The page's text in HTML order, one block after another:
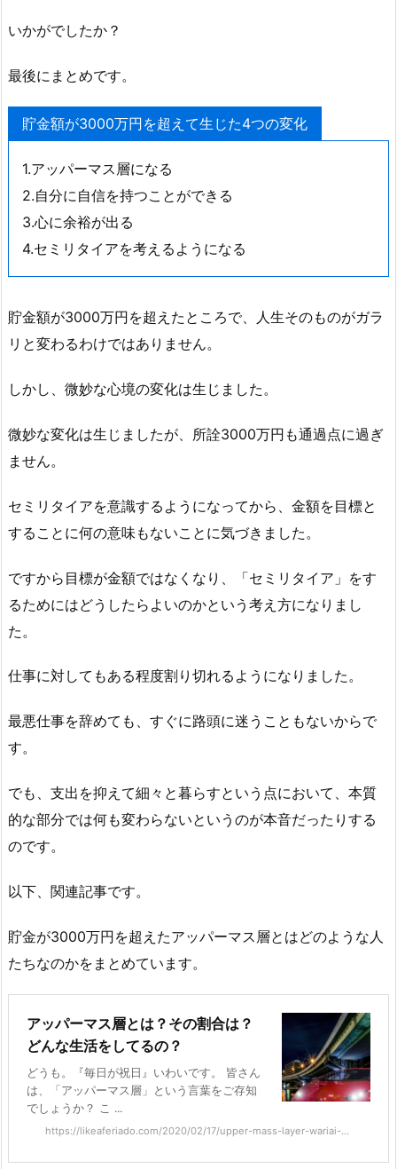
いかがでしたか？
最後にまとめです。
貯金額が3000万円を超えて生じた4つの変化
1.アッパーマス層になる
2.自分に自信を持つことができる
3.心に余裕が出る
4.セミリタイアを考えるようになる
貯金額が3000万円を超えたところで、人生そのものがガラ
リと変わるわけではありません。
しかし、微妙な心境の変化は生じました。
微妙な変化は生じましたが、所詮3000万円も通過点に過ぎ
ません。
セミリタイアを意識するようになってから、金額を目標と
することに何の意味もないことに気づきました。
ですから目標が金額ではなくなり、「セミリタイア」をす
るためにはどうしたらよいのかという考え方になりまし
た。
仕事に対してもある程度割り切れるようになりました。
最悪仕事を辞めても、すぐに路頭に迷うこともないからで
す。
でも、支出を抑えて細々と暮らすという点において、本質
的な部分では何も変わらないというのが本音だったりする
のです。
以下、関連記事です。
貯金が3000万円を超えたアッパーマス層とはどのような人
たちなのかをまとめています。
アッパーマス層とは？その割合は？
どんな生活をしてるの？
どうも。『毎日が祝日』いわいです。 皆さん
は、「アッパーマス層」という言葉をご存知
でしょうか？ こ ...
https://likeaferiado.com/2020/02/17/upper-mass-layer-wariai-...